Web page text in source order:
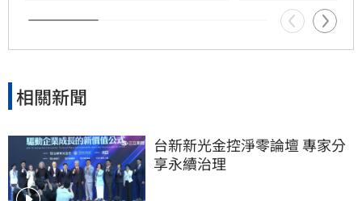
相關新聞
台新新光金控淨零論壇 專家分
享永續治理